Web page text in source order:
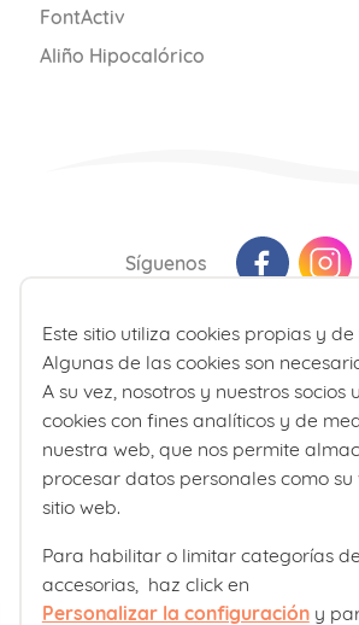
FontActiv
Aliño Hipocalórico
Síguenos
Última actualización:
La información presente en la web no
complementa la relación entre el
paciente. En caso de duda, consulte a su
de referencia.
Este sitio utiliza cookies propias y de
Algunas de las cookies son
A su vez, nosotros y nuestros socios
cookies con fines analíticos y de
nuestra web, que nos permite
procesar datos personales como su
sitio web.
Para habilitar o limitar categorías
accesorias, haz click en
Personalizar la configuracióny